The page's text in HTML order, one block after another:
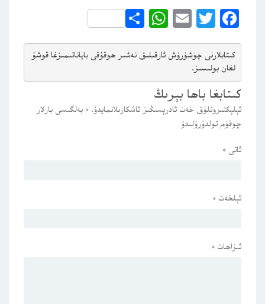
Facebook
Twitter
Email
WhatsApp
Share
كىتابلارنى چۈشۈرۈش ئارقىلىق نەشىر ھوقۇقى باياناتىمىزغا قوشۇ
لغان بولىسىز.
كىتابغا باھا بېرىڭ
ئېلېكتىرونلۇق خەت ئادرېسىڭىز ئاشكارىلانمايدۇ. * بەلگىسى بارلار
چوقۇم تولدۇرۇلىدۇ
ئاتى *
ئېلخەت *
ئىزاھات *